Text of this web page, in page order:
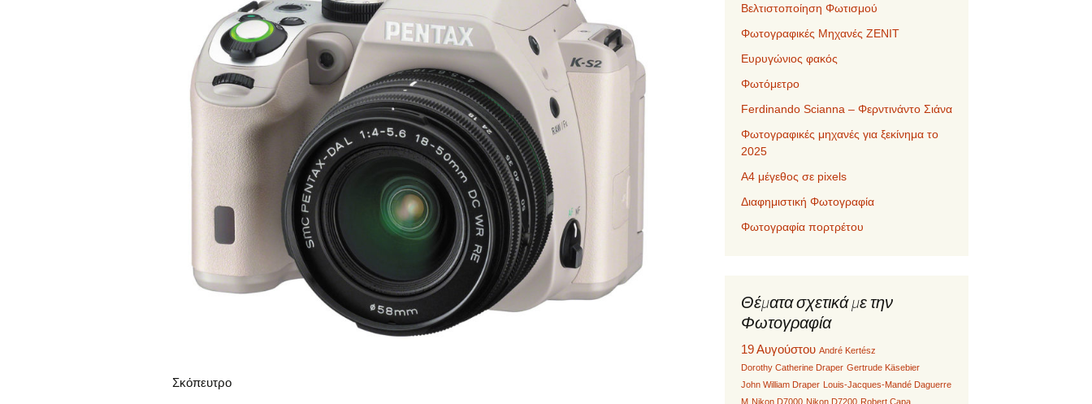
Σκόπευτρο
Βελτιστοποίηση Φωτισμού
Φωτογραφικές Μηχανές ZENIT
Ευρυγώνιος φακός
Φωτόμετρο
Ferdinando Scianna – Φερντινάντο Σιάνα
Φωτογραφικές μηχανές για ξεκίνημα το
2025
Α4 μέγεθος σε pixels
Διαφημιστική Φωτογραφία
Φωτογραφία πορτρέτου
Θέματα σχετικά με την
Φωτογραφία
19 Αυγούστου André Kertész
Dorothy Catherine Draper Gertrude Käsebier
John William Draper Louis-Jacques-Mandé Daguerre
M Nikon D7000 Nikon D7200 Robert Capa